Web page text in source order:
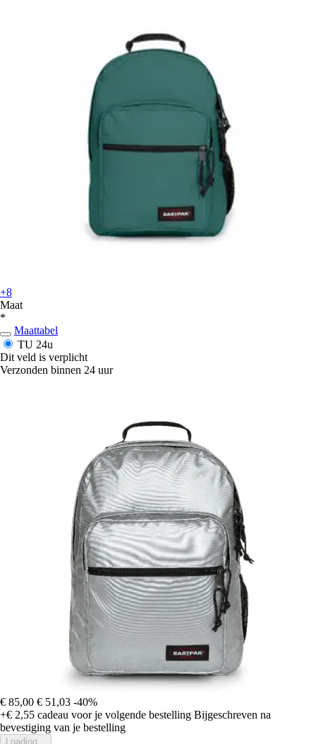
+8
Maat
*
Maattabel
TU 24u
Dit veld is verplicht
Verzonden binnen 24 uur
€ 85,00 € 51,03 -40%
+€ 2,55 cadeau voor je volgende bestelling Bijgeschreven na
bevestiging van je bestelling
Loading...